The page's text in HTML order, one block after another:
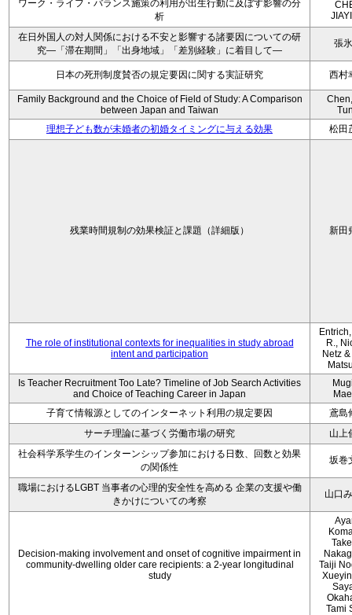
ワーク・ライフ・バランス施策の利用が出生行動に及ぼす影響の分
析
在日外国人の対人関係における不安と影響する諸要因についての研
究―「滞在期間」「出身地域」「差別経験」に着目して―
張
日本の死刑制度賛否の規定要因に関する実証研究 西村
Family Background and the Choice of Field of Study: A Comparison
between Japan and Taiwan
理想子ども数が未婚者の初婚タイミングに与える効果
松田
残業時間規制の効果検証と課題（詳細版） 新田
The role of institutional contexts for inequalities in study abroad
intent and participation
R.,
Netz
Is Teacher Recruitment Too Late? Timeline of Job Search Activities
and Choice of Teaching Career in Japan
子育て情報源としてのインターネット利用の規定要因
鳶島
サーチ理論に基づく労働市場の研究
山上
社会科学系学生のインターンシップ参加における日数、回数と効果
の関係性
坂巻
職場におけるLGBT 当事者の心理的安全性を高める 企業の支援や働
きかけについての考察
山口
Decision-making involvement and onset of cognitive impairment in
community-dwelling older care recipients: a 2-year longitudinal
study
Taiji
Tami